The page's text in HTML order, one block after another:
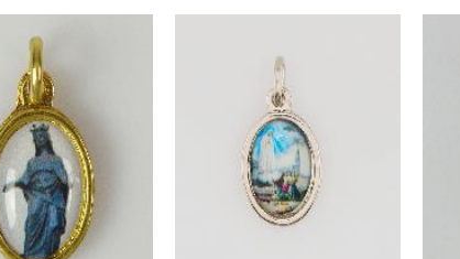
-30%
€10.00 €7.00
-20%
€6.00